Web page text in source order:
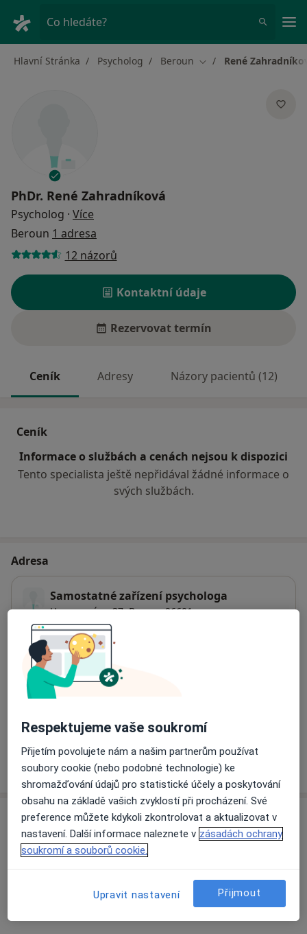
Co hledáte?
Hlavní Stránka Psycholog Beroun Změna města
René
PhDr. René Zahradníková
Psycholog · Více
Beroun 1 adresa
12 názorů
Kontaktní údaje
Rezervovat termín
Ceník Adresy Názory pacientů (12)
Ceník
Informace o službách a cenách nejsou k dispozici
Tento specialista ještě nepřidával žádné informace o
svých službách.
Adresa
Samostatné zařízení psychologa
Husovo nám. 37, Beroun26601
Dostupnost
Na této adrese online kalendář není aktivní
Víceo adrese
Názory
Přidejte svůj názor
Respektujeme vaše soukromí
Přijetím povolujete nám a našim partnerům používat
soubory cookie (nebo podobné technologie) ke
shromažďování údajů pro statistické účely a poskytování
obsahu na základě vašich zvyklostí při procházení. Své
preference můžete kdykoli zkontrolovat a aktualizovat v
nastavení. Další informace naleznete v zásadách ochrany
soukromí a souborů cookie.
Upravit nastavení Přijmout